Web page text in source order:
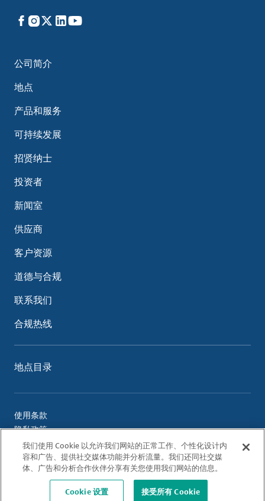
Facebook
Instagram
X LinkedIn
YouTube
公司简介
地点
产品和服务
可持续发展
招贤纳士
投资者
新闻室
供应商
客户资源
道德与合规
联系我们
合规热线
地点目录
使用条款
隐私政策
Cookie 政策
© 2026 Albemarle Corporation. All Rights Reserved.
我们使用 Cookie 以允许我们网站的正常工作、个性化设计内
容和广告、提供社交媒体功能并分析流量。我们还同社交媒
体、广告和分析合作伙伴分享有关您使用我们网站的信息。
Cookie 设置 接受所有 Cookie